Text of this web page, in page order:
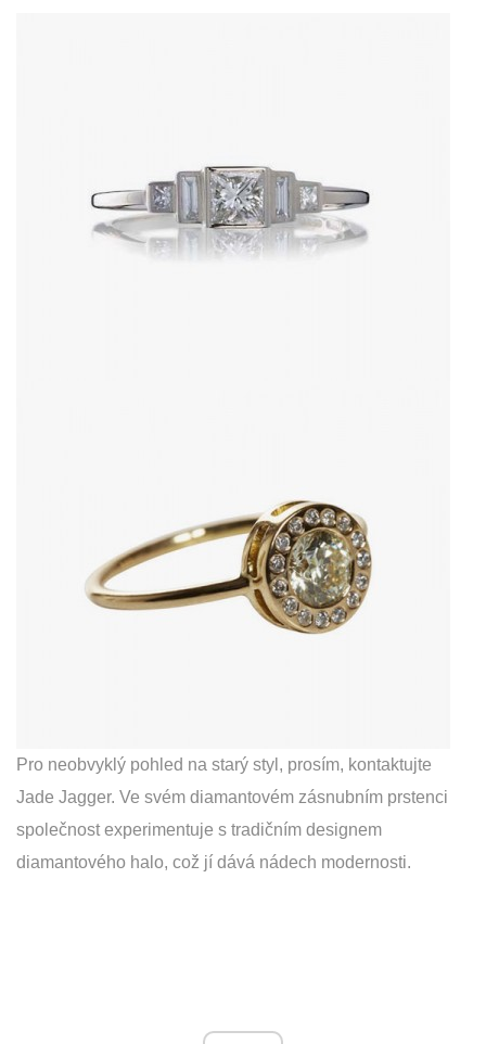
Pro neobvyklý pohled na starý styl, prosím, kontaktujte
Jade Jagger. Ve svém diamantovém zásnubním prstenci
společnost experimentuje s tradičním designem
diamantového halo, což jí dává nádech modernosti.